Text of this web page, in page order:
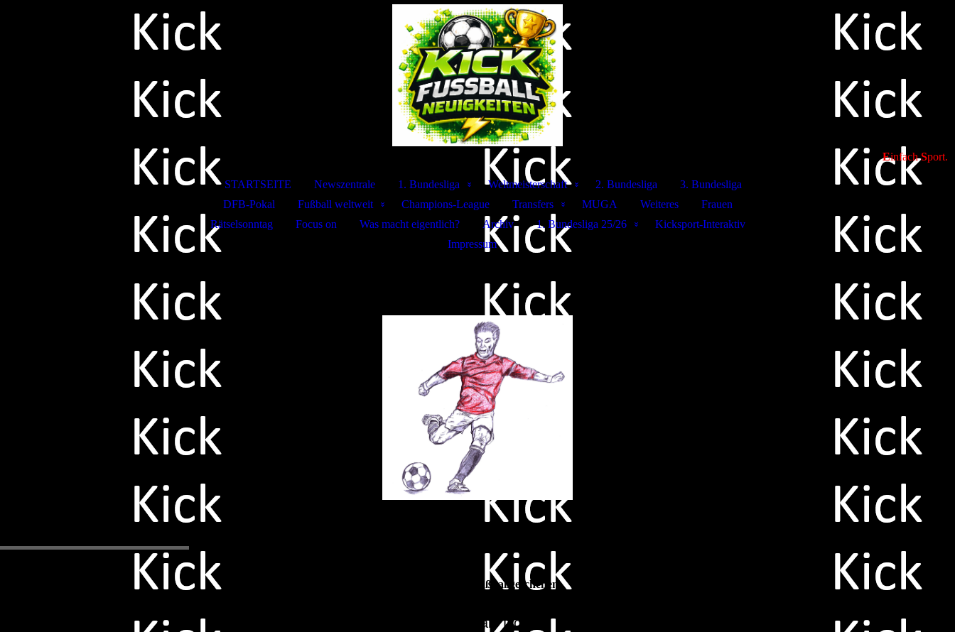
EinfachSport.
STARTSEITE Newszentrale 1. Bundesliga Weltmeisterschaft 2. Bundesliga
3. Bundesliga
DFB-Pokal
Fußball weltweit Champions-League Transfers MUGA Weiteres
Frauen
Rätselsonntag
Focus on Was macht eigentlich? Archiv 1. Bundesliga 25/26
Kicksport-Interaktiv
Impressum
Internationales Fußballgeschehen
internationale Ligen.